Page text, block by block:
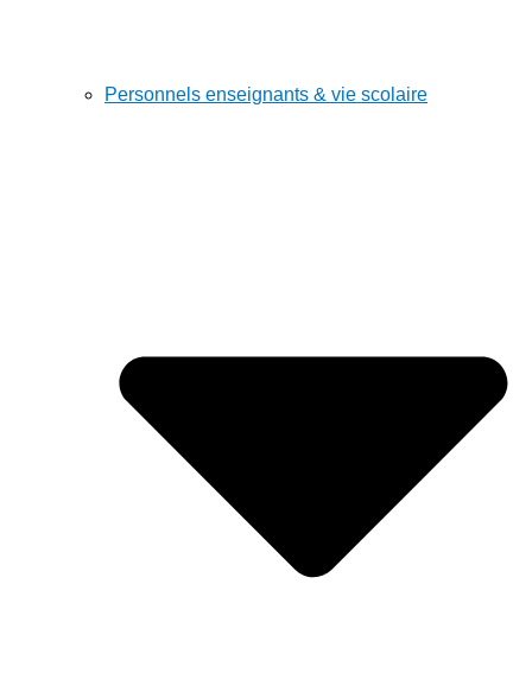
Personnels enseignants & vie scolaire